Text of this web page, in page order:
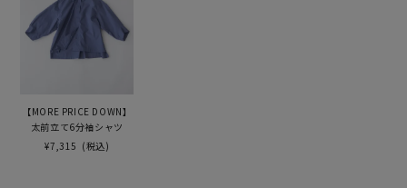
【MORE PRICE DOWN】
太前立て6分袖シャツ
¥7,315 (税込)